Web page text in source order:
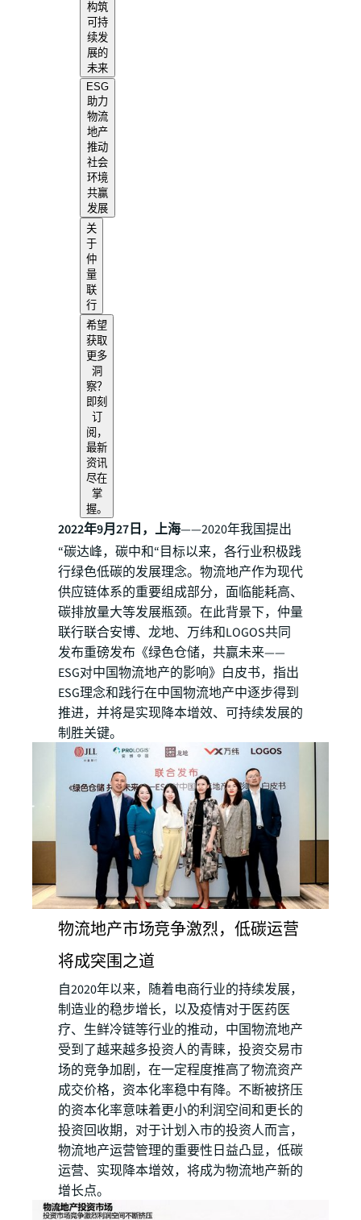
构筑
可持
续发
展的
未来
ESG
助力
物流
地产
推动
社会
环境
共赢
发展
关
于
仲
量
联
行
希望
获取
更多
洞
察？
即刻
订
阅，
最新
资讯
尽在
掌
握。
2022年9月27日，上海——2020年我国提出
“碳达峰，碳中和“目标以来，各行业积极践
行绿色低碳的发展理念。物流地产作为现代
供应链体系的重要组成部分，面临能耗高、
碳排放量大等发展瓶颈。在此背景下，仲量
联行联合安博、龙地、万纬和LOGOS共同
发布重磅发布《绿色仓储，共赢未来——
ESG对中国物流地产的影响》白皮书，指出
ESG理念和践行在中国物流地产中逐步得到
推进，并将是实现降本增效、可持续发展的
制胜关键。
物流地产市场竞争激烈，低碳运营
将成突围之道
自2020年以来，随着电商行业的持续发展，
制造业的稳步增长，以及疫情对于医药医
疗、生鲜冷链等行业的推动，中国物流地产
受到了越来越多投资人的青睐，投资交易市
场的竞争加剧，在一定程度推高了物流资产
成交价格，资本化率稳中有降。不断被挤压
的资本化率意味着更小的利润空间和更长的
投资回收期，对于计划入市的投资人而言，
物流地产运营管理的重要性日益凸显，低碳
运营、实现降本增效，将成为物流地产新的
增长点。